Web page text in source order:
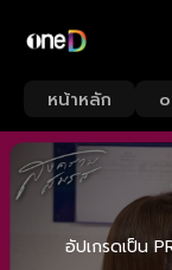
หน้าหลัก
อัปเกรดเป็น